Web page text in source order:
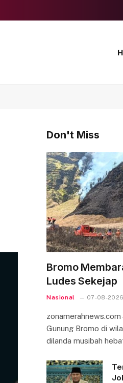
Don't Miss
Bromo
Ludes Sekejap
Nasional 07-08-2026
zonamerahnews.com
Gunung Bromo di
dilanda musibah